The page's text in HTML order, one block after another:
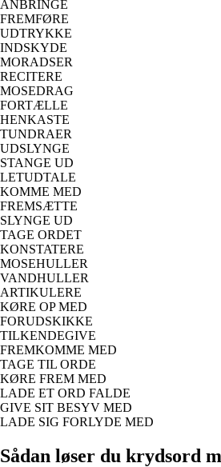
ANBRINGE
FREMFØRE
UDTRYKKE
INDSKYDE
MORADSER
RECITERE
MOSEDRAG
FORTÆLLE
HENKASTE
TUNDRAER
UDSLYNGE
STANGE UD
LETUDTALE
KOMME MED
FREMSÆTTE
SLYNGE UD
TAGE ORDET
KONSTATERE
MOSEHULLER
VANDHULLER
ARTIKULERE
KØRE OP MED
FORUDSKIKKE
TILKENDEGIVE
FREMKOMME MED
TAGE TIL ORDE
KØRE FREM MED
LADE ET ORD FALDE
GIVE SIT BESYV MED
LADE SIG FORLYDE MED
Sådan løser du krydsord